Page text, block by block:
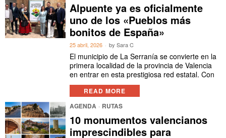
Alpuente ya es oficialmente
uno de los «Pueblos más
bonitos de España»
25 abril, 2026 bySara C
El municipio de La Serranía se convierte en la
primera localidad de la provincia de Valencia
en entrar en esta prestigiosa red estatal. Con
READ MORE
AGENDA · RUTAS
10 monumentos valencianos
imprescindibles para